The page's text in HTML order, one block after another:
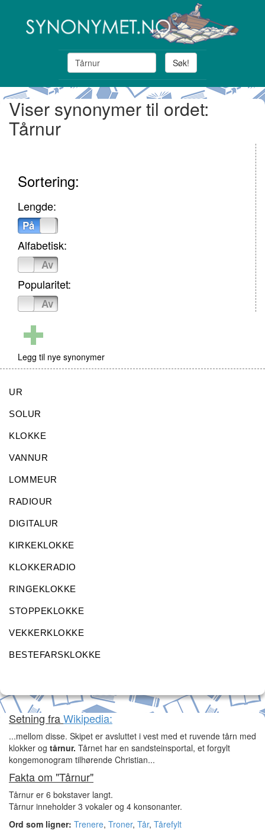
Søk!
Viser synonymer til ordet:
Tårnur
Sortering:
Lengde:
På
Alfabetisk:
Av
Popularitet:
Av
Legg til nye synonymer
UR
SOLUR
KLOKKE
VANNUR
LOMMEUR
RADIOUR
DIGITALUR
KIRKEKLOKKE
KLOKKERADIO
RINGEKLOKKE
STOPPEKLOKKE
VEKKERKLOKKE
BESTEFARSKLOKKE
Setning fraWikipedia:
...mellom disse. Skipet er avsluttet i vest med et ruvende tårn med
klokker og tårnur. Tårnet har en sandsteinsportal, et forgylt
kongemonogram tilhørende Christian...
Fakta om "Tårnur"
Tårnur er 6 bokstaver langt.
Tårnur inneholder 3 vokaler og 4 konsonanter.
Ord som ligner: Trenere, Troner, Tår, Tårefylt